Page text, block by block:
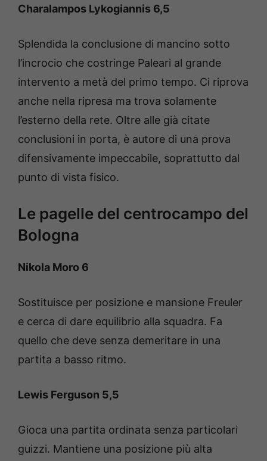
Charalampos Lykogiannis 6,5
Splendida la conclusione di mancino sotto
l’incrocio che costringe Paleari al grande
intervento a metà del primo tempo. Ci riprova
anche nella ripresa ma trova solamente
l’esterno della rete. Oltre alle già citate
conclusioni in porta, è autore di una prova
difensivamente impeccabile, soprattutto dal
punto di vista fisico.
Le pagelle del centrocampo del
Bologna
Nikola Moro 6
Sostituisce per posizione e mansione Freuler
e cerca di dare equilibrio alla squadra. Fa
quello che deve senza demeritare in una
partita a basso ritmo.
Lewis Ferguson 5,5
Gioca una partita ordinata senza particolari
guizzi. Mantiene una posizione più alta